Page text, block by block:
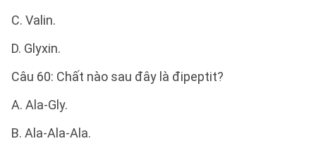
C. Valin.
D. Glyxin.
Câu 60: Chất nào sau đây là đipeptit?
A. Ala-Gly.
B. Ala-Ala-Ala.